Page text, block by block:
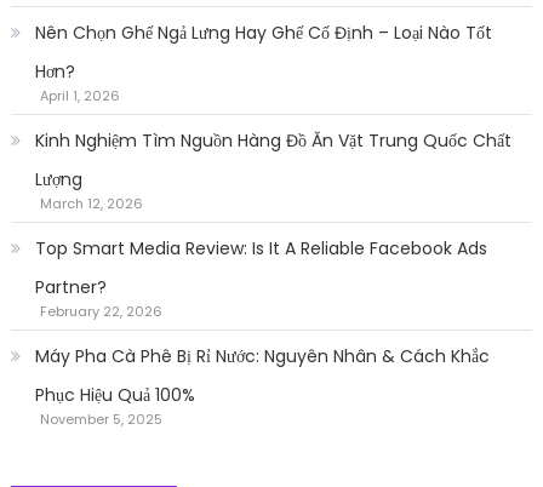
Nên Chọn Ghế Ngả Lưng Hay Ghế Cố Định – Loại Nào Tốt
Hơn?
April 1, 2026
Kinh Nghiệm Tìm Nguồn Hàng Đồ Ăn Vặt Trung Quốc Chất
Lượng
March 12, 2026
Top Smart Media Review: Is It A Reliable Facebook Ads
Partner?
February 22, 2026
Máy Pha Cà Phê Bị Rỉ Nước: Nguyên Nhân & Cách Khắc
Phục Hiệu Quả 100%
November 5, 2025